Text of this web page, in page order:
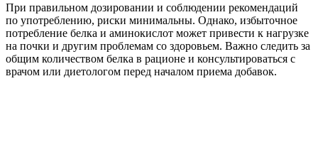
При правильном дозировании и соблюдении рекомендаций
по употреблению, риски минимальны. Однако, избыточное
потребление белка и аминокислот может привести к нагрузке
на почки и другим проблемам со здоровьем. Важно следить за
общим количеством белка в рационе и консультироваться с
врачом или диетологом перед началом приема добавок.